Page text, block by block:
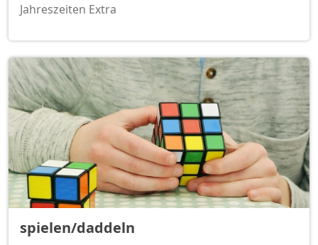
Jahreszeiten Extra
spielen/daddeln